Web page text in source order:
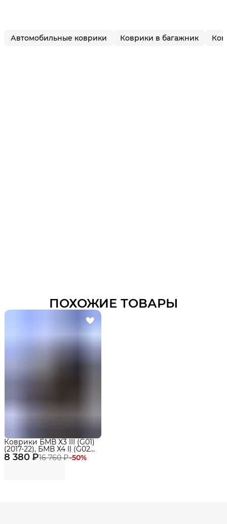
Автомобильные коврики Коврики в багажник
ПОХОЖИЕ ТОВАРЫ
8 380 ₽16 760 ₽−50%
Коврики БМВ Х3 III (G01)
(2017-22), БМВ Х4 II (G02)
(2018-22) в салон / BMW
X3 G01, BMW X4 G02 с